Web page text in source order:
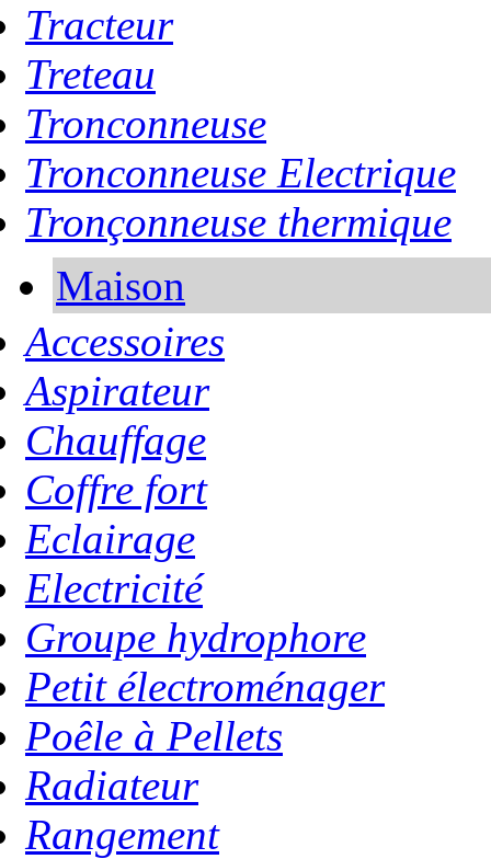
Tracteur
Treteau
Tronconneuse
Tronconneuse Electrique
Tronçonneuse thermique
Maison
Accessoires
Aspirateur
Chauffage
Coffre fort
Eclairage
Electricité
Groupe hydrophore
Petit électroménager
Poêle à Pellets
Radiateur
Rangement